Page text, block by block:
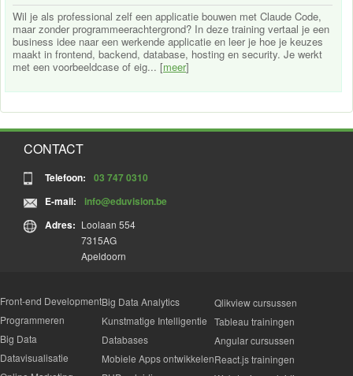
Wil je als professional zelf een applicatie bouwen met Claude Code,
maar zonder programmeerachtergrond? In deze training vertaal je een
business idee naar een werkende applicatie en leer je hoe je keuzes
maakt in frontend, backend, database, hosting en security. Je werkt
met een voorbeeldcase of eig... [meer]
CONTACT
Telefoon:
03 747 0310
E-mail:
info@eduvision.be
Adres: Loolaan 554
7315AG
Apeldoorn
Front-end Development
Programmeren
Big Data
Datavisualisatie
Big Data Analytics
Kunstmatige Intelligentie
Databases
Mobiele Apps ontwikkelen
Qlikview cursussen
Tableau trainingen
Angular cursussen
React.js trainingen